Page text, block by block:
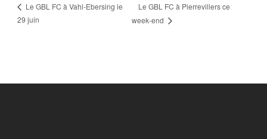
Le GBL FC à Vahl-Ebersing le
29 juin
Le GBL FC à Pierrevillers ce
week-end